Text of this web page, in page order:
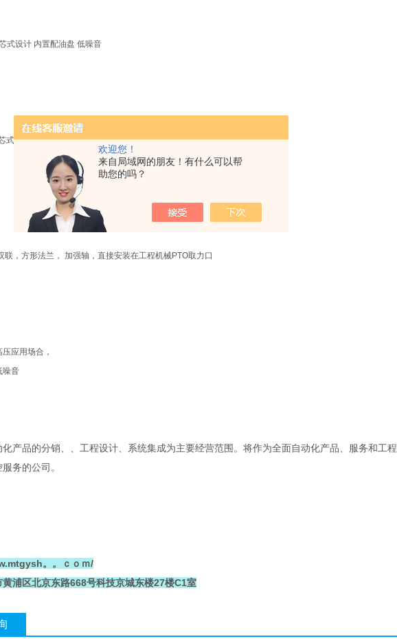
欢迎您！
来自局域网的朋友！有什么可以帮
助您的吗？
式设计 内置配油盘 低噪音
式设计 用于高压， 更低噪音
联，方形法兰， 加强轴，直接安装在工程机械PTO取力口
应用场合，
噪音
产品的分销、、工程设计、系统集成为主要经营范围。将作为全面自动化产品、服务和工
务的公司。
。。ｃｏｍ/
浦区北京东路668号科技京城东楼27楼C1室